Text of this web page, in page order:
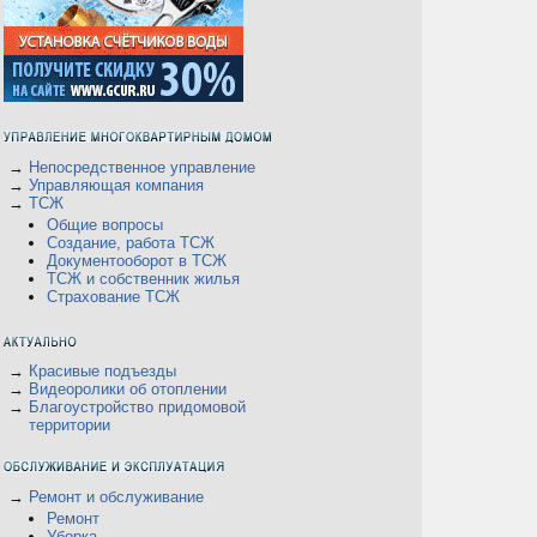
→ Непосредственное управление
→ Управляющая компания
→ ТСЖ
Общие вопросы
Создание, работа ТСЖ
Документооборот в ТСЖ
ТСЖ и собственник жилья
Страхование ТСЖ
→ Красивые подъезды
→ Видеоролики об отоплении
→ Благоустройство придомовой
территории
→ Ремонт и обслуживание
Ремонт